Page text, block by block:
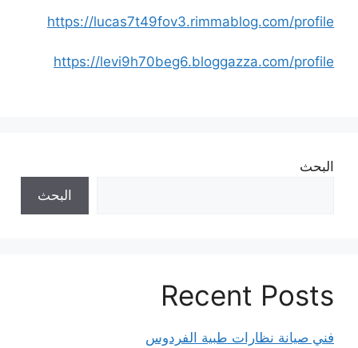
https://lucas7t49fov3.rimmablog.com/profile
https://levi9h70beg6.bloggazza.com/profile
البحث
البحث
Recent Posts
فني صيانة نظارات طبية الفردوس